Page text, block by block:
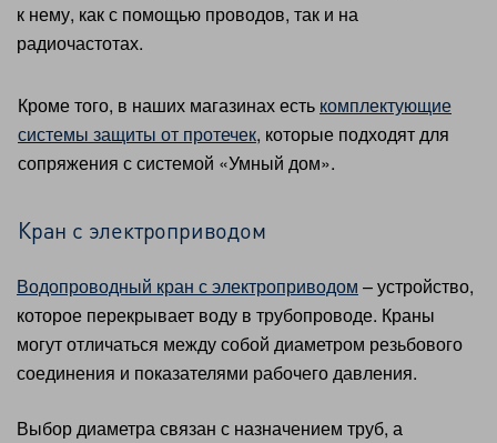
к нему, как с помощью проводов, так и на
радиочастотах.
Кроме того, в наших магазинах есть комплектующие
системы защиты от протечек, которые подходят для
сопряжения с системой «Умный дом».
Кран с электроприводом
Водопроводный кран с электроприводом – устройство,
которое перекрывает воду в трубопроводе. Краны
могут отличаться между собой диаметром резьбового
соединения и показателями рабочего давления.
Выбор диаметра связан с назначением труб, а